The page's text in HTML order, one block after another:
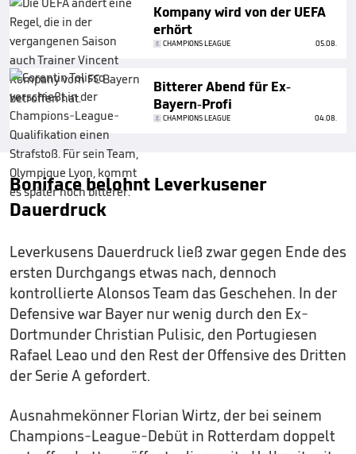
Kompany wird von der UEFA
erhört
CHAMPIONS LEAGUE 05.08.
Bitterer Abend für Ex-
Bayern-Profi
CHAMPIONS LEAGUE 04.08.
Boniface belohnt Leverkusener
Dauerdruck
Leverkusens Dauerdruck ließ zwar gegen Ende des
ersten Durchgangs etwas nach, dennoch
kontrollierte Alonsos Team das Geschehen. In der
Defensive war Bayer nur wenig durch den Ex-
Dortmunder Christian Pulisic, den Portugiesen
Rafael Leao und den Rest der Offensive des Dritten
der Serie A gefordert.
Ausnahmekönner Florian Wirtz, der bei seinem
Champions-League-Debüt in Rotterdam doppelt